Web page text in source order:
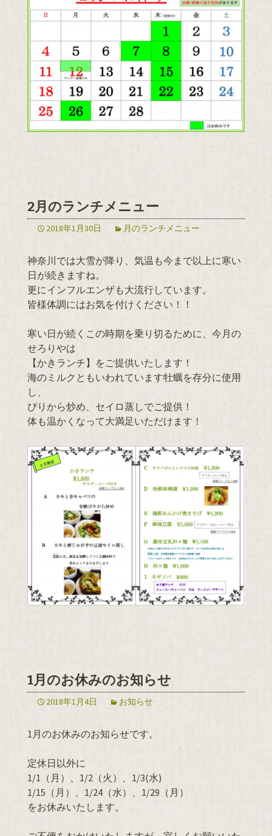
2月のランチメニュー
2018年1月30日 月のランチメニュー
神奈川では大雪が降り、気温も今まで以上に寒い
日が続きますね。
更にインフルエンザも大流行しています。
皆様体調にはお気を付けください！！
寒い日が続くこの時期を乗り切るために、今月の
せろりやは
【かきランチ】をご提供いたします！
海のミルクともいわれています牡蠣を存分に使用
し、
ぴりから炒め、セイロ蒸しでご提供！
体も温かくなって大満足いただけます！
1月のお休みのお知らせ
2018年1月4日 お知らせ
1月のお休みのお知らせです。
定休日以外に
1/1（月）、1/2（火）、1/3(水)
1/15（月）、1/24（水）、1/29（月）
をお休みいたします。